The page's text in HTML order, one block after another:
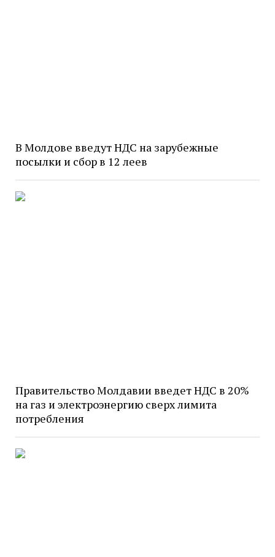
В Молдове введут НДС на зарубежные
посылки и сбор в 12 леев
Правительство Молдавии введет НДС в 20%
на газ и электроэнергию сверх лимита
потребления